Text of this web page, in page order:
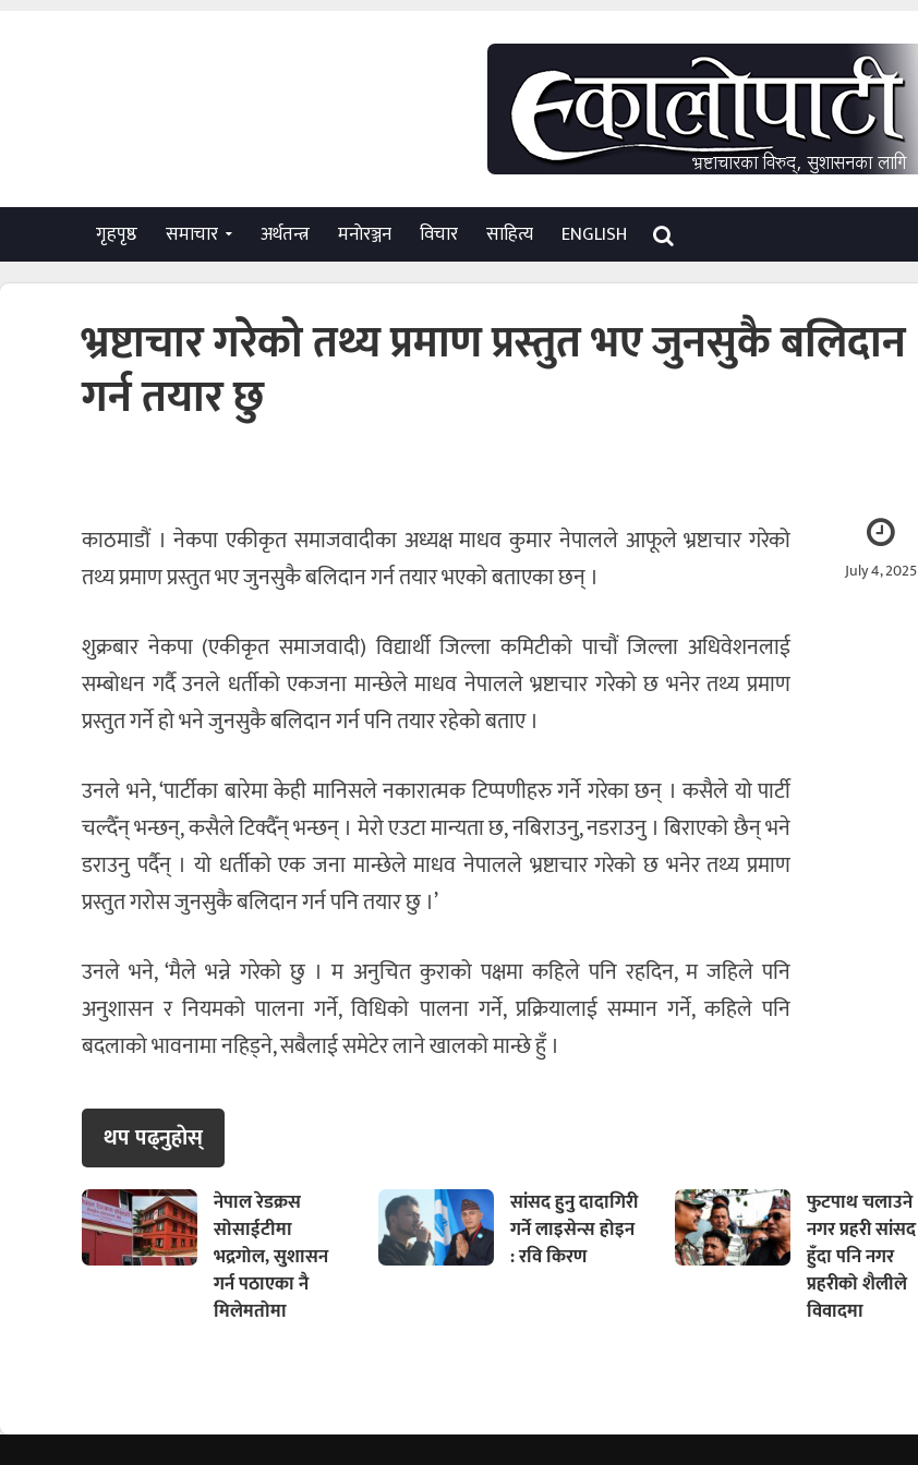
गृहपृष्ठ समाचार अर्थतन्त्र मनाेरञ्जन विचार साहित्य ENGLISH
भ्रष्टाचार गरेको तथ्य प्रमाण प्रस्तुत भए जुनसुकै बलिदान
गर्न तयार छु
July 4, 2025
काठमाडौं । नेकपा एकीकृत समाजवादीका अध्यक्ष माधव कुमार नेपालले आफूले भ्रष्टाचार गरेको
तथ्य प्रमाण प्रस्तुत भए जुनसुकै बलिदान गर्न तयार भएको बताएका छन् ।
शुक्रबार नेकपा (एकीकृत समाजवादी) विद्यार्थी जिल्ला कमिटीको पाचौं जिल्ला अधिवेशनलाई
सम्बोधन गर्दै उनले धर्तीको एकजना मान्छेले माधव नेपालले भ्रष्टाचार गरेको छ भनेर तथ्य प्रमाण
प्रस्तुत गर्ने हो भने जुनसुकै बलिदान गर्न पनि तयार रहेको बताए ।
उनले भने, ‘पार्टीका बारेमा केही मानिसले नकारात्मक टिप्पणीहरु गर्ने गरेका छन् । कसैले यो पार्टी
चल्दैँन् भन्छन्, कसैले टिक्दैँन् भन्छन् । मेरो एउटा मान्यता छ, नबिराउनु, नडराउनु । बिराएको छैन् भने
डराउनु पर्दैन् । यो धर्तीको एक जना मान्छेले माधव नेपालले भ्रष्टाचार गरेको छ भनेर तथ्य प्रमाण
प्रस्तुत गरोस जुनसुकै बलिदान गर्न पनि तयार छु ।’
उनले भने, ‘मैले भन्ने गरेको छु । म अनुचित कुराको पक्षमा कहिले पनि रहदिन, म जहिले पनि
अनुशासन र नियमको पालना गर्ने, विधिको पालना गर्ने, प्रक्रियालाई सम्मान गर्ने, कहिले पनि
बदलाको भावनामा नहिड्ने, सबैलाई समेटेर लाने खालको मान्छे हुँ ।
थप पढ्नुहाेस्
नेपाल रेडक्रस
सोसाईटीमा
भद्रगोल, सुशासन
गर्न पठाएका नै
मिलेमतोमा
सांसद हुनु दादागिरी
गर्ने लाइसेन्स होइन
: रवि किरण
फुटपाथ चलाउने
नगर प्रहरी सांसद
हुँदा पनि नगर
प्रहरीको शैलीले
विवादमा